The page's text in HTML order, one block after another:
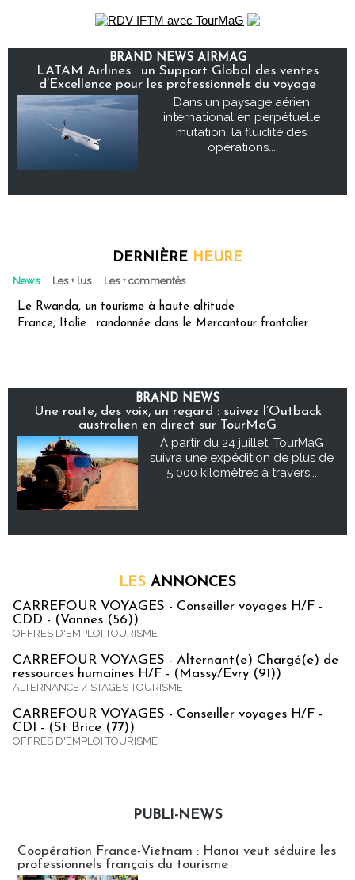
BRAND NEWS AIRMAG
LATAM Airlines : un Support Global des ventes
d’Excellence pour les professionnels du voyage
Dans un paysage aérien
international en perpétuelle
mutation, la fluidité des
opérations...
DERNIÈRE HEURE
News Les + lus Les + commentés
Le Rwanda, un tourisme à haute altitude
France, Italie : randonnée dans le Mercantour frontalier
BRAND NEWS
Une route, des voix, un regard : suivez l’Outback
australien en direct sur TourMaG
À partir du 24 juillet, TourMaG
suivra une expédition de plus de
5 000 kilomètres à travers...
LES ANNONCES
CARREFOUR VOYAGES - Conseiller voyages H/F -
CDD - (Vannes (56))
OFFRES D'EMPLOI TOURISME
CARREFOUR VOYAGES - Alternant(e) Chargé(e) de
ressources humaines H/F - (Massy/Evry (91))
ALTERNANCE / STAGES TOURISME
CARREFOUR VOYAGES - Conseiller voyages H/F -
CDI - (St Brice (77))
OFFRES D'EMPLOI TOURISME
PUBLI-NEWS
Coopération France-Vietnam : Hanoï veut séduire les
professionnels français du tourisme